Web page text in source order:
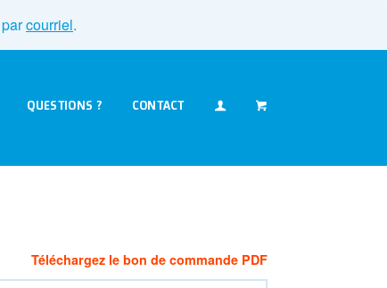
courriel.
QUESTIONS ? CONTACT
Téléchargez le bon de commande PDF